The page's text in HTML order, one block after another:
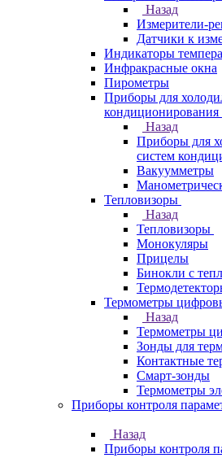
Назад
Измерители-
Датчики к
Индикаторы
Инфракрасные окна
Пирометры
Приборы для
кондиционирования
Назад
Приборы для
систем
Вакуумметры
Тепловизоры
Назад
Тепловизоры
Монокуляры
Прицелы
Бинокли с
Термометры
Назад
Термометры
Зонды для
Контактные
Смарт-зонды
Термометры
Приборы контроля
Назад
Приборы контроля